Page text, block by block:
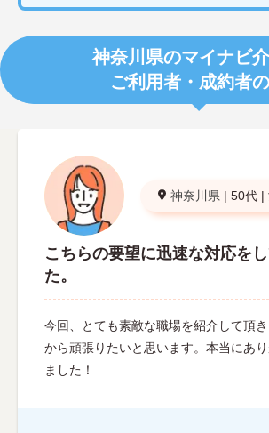
神奈川県のマイナビ
ご利用者・成約者
神奈川県 | 50代 |
こちらの要望に迅速な対応を
た。
今回、とても素敵な職場を紹介して頂
から頑張りたいと思います。本当にあ
ました！